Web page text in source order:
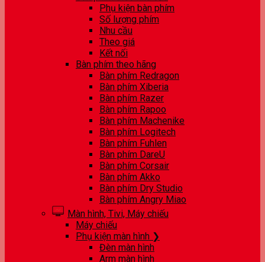
Phụ kiện bàn phím
Số lượng phím
Nhu cầu
Theo giá
Kết nối
Bàn phím theo hãng
Bàn phím Redragon
Bàn phím Xiberia
Bàn phím Razer
Bàn phím Rapoo
Bàn phím Machenike
Bàn phím Logitech
Bàn phím Fuhlen
Bàn phím DareU
Bàn phím Corsair
Bàn phím Akko
Bàn phím Dry Studio
Bàn phím Angry Miao
Màn hình, Tivi, Máy chiếu
Máy chiếu
Phụ kiện màn hình ❯
Đèn màn hình
Arm màn hình